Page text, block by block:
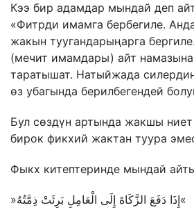
Кээ бир адамдар мындай деп
«Фитрди имамга бербегиле.
жакын туугандарыңарга
(мечит имамдары) айт
таратышат. Натыйжада
өз убагында берилбегендей
Бул сөздүн артында жакшы
бирок фикхий жактан туура
Фыкх китептеринде мындай
»إِذَا دَفَعَ الزَّكَاةَ إِلَى الْعَامِلِ بَرِئَتْ ذِمَّتُهُ«